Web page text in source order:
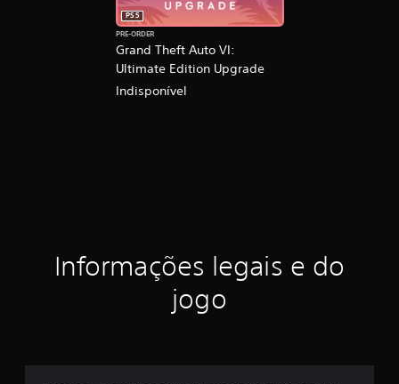
Grand Theft Auto VI:
Ultimate Edition Upgrade
PS5
PRE-ORDER
Indisponível
Informações legais e do
jogo